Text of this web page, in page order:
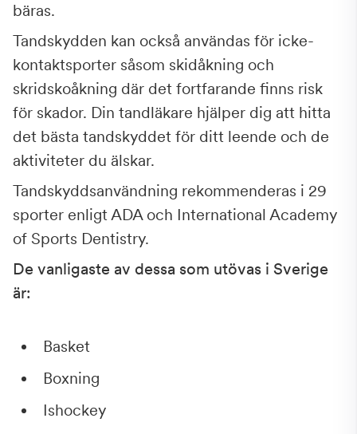
bäras.
Tandskydden kan också användas för icke-
kontaktsporter såsom skidåkning och
skridskoåkning där det fortfarande finns risk
för skador. Din tandläkare hjälper dig att hitta
det bästa tandskyddet för ditt leende och de
aktiviteter du älskar.
Tandskyddsanvändning rekommenderas i 29
sporter enligt ADA och International Academy
of Sports Dentistry.
De vanligaste av dessa som utövas i Sverige
är:
Basket
Boxning
Ishockey